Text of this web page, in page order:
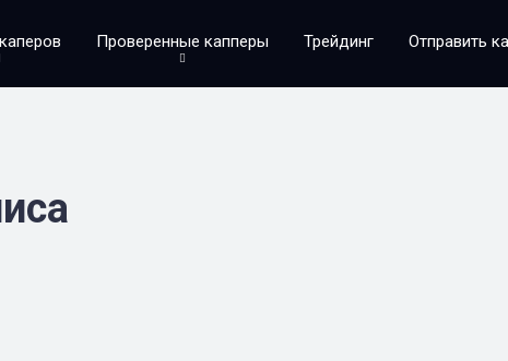
Проверенные капперы Трейдинг Отправить
Данные каппера